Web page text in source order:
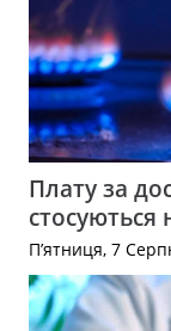
Плату за
стосуються
П’ятниця, 7